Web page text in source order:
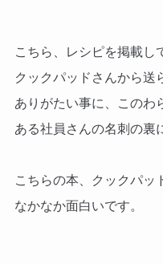
こちら、レシピを掲載し
クックパッドさんから送
ありがたい事に、このわ
ある社員さんの名刺の裏
こちらの本、クックパッ
なかなか面白いです。